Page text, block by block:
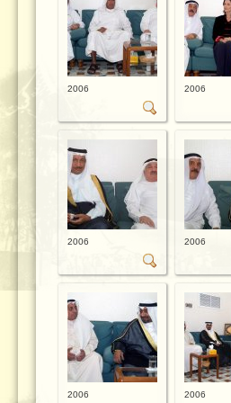
2006 2006
2006 2006
2006 2006